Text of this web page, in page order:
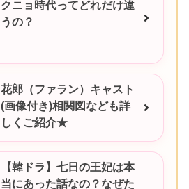
クニョ時代ってどれだけ違
うの？
花郎（ファラン）キャスト
(画像付き)相関図なども詳
しくご紹介★
【韓ドラ】七日の王妃は本
当にあった話なの？なぜた